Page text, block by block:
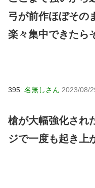
弓が前作ほぼその
楽々集中できたら
395: 名無しさん 2023/08/
槍が大幅強化され
ジで一度も起き上